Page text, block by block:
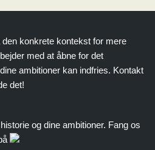
konkrete kontekst for mere
med at åbne for det
ambitioner kan indfries. Kontakt
det!
og dine ambitioner. Fang os